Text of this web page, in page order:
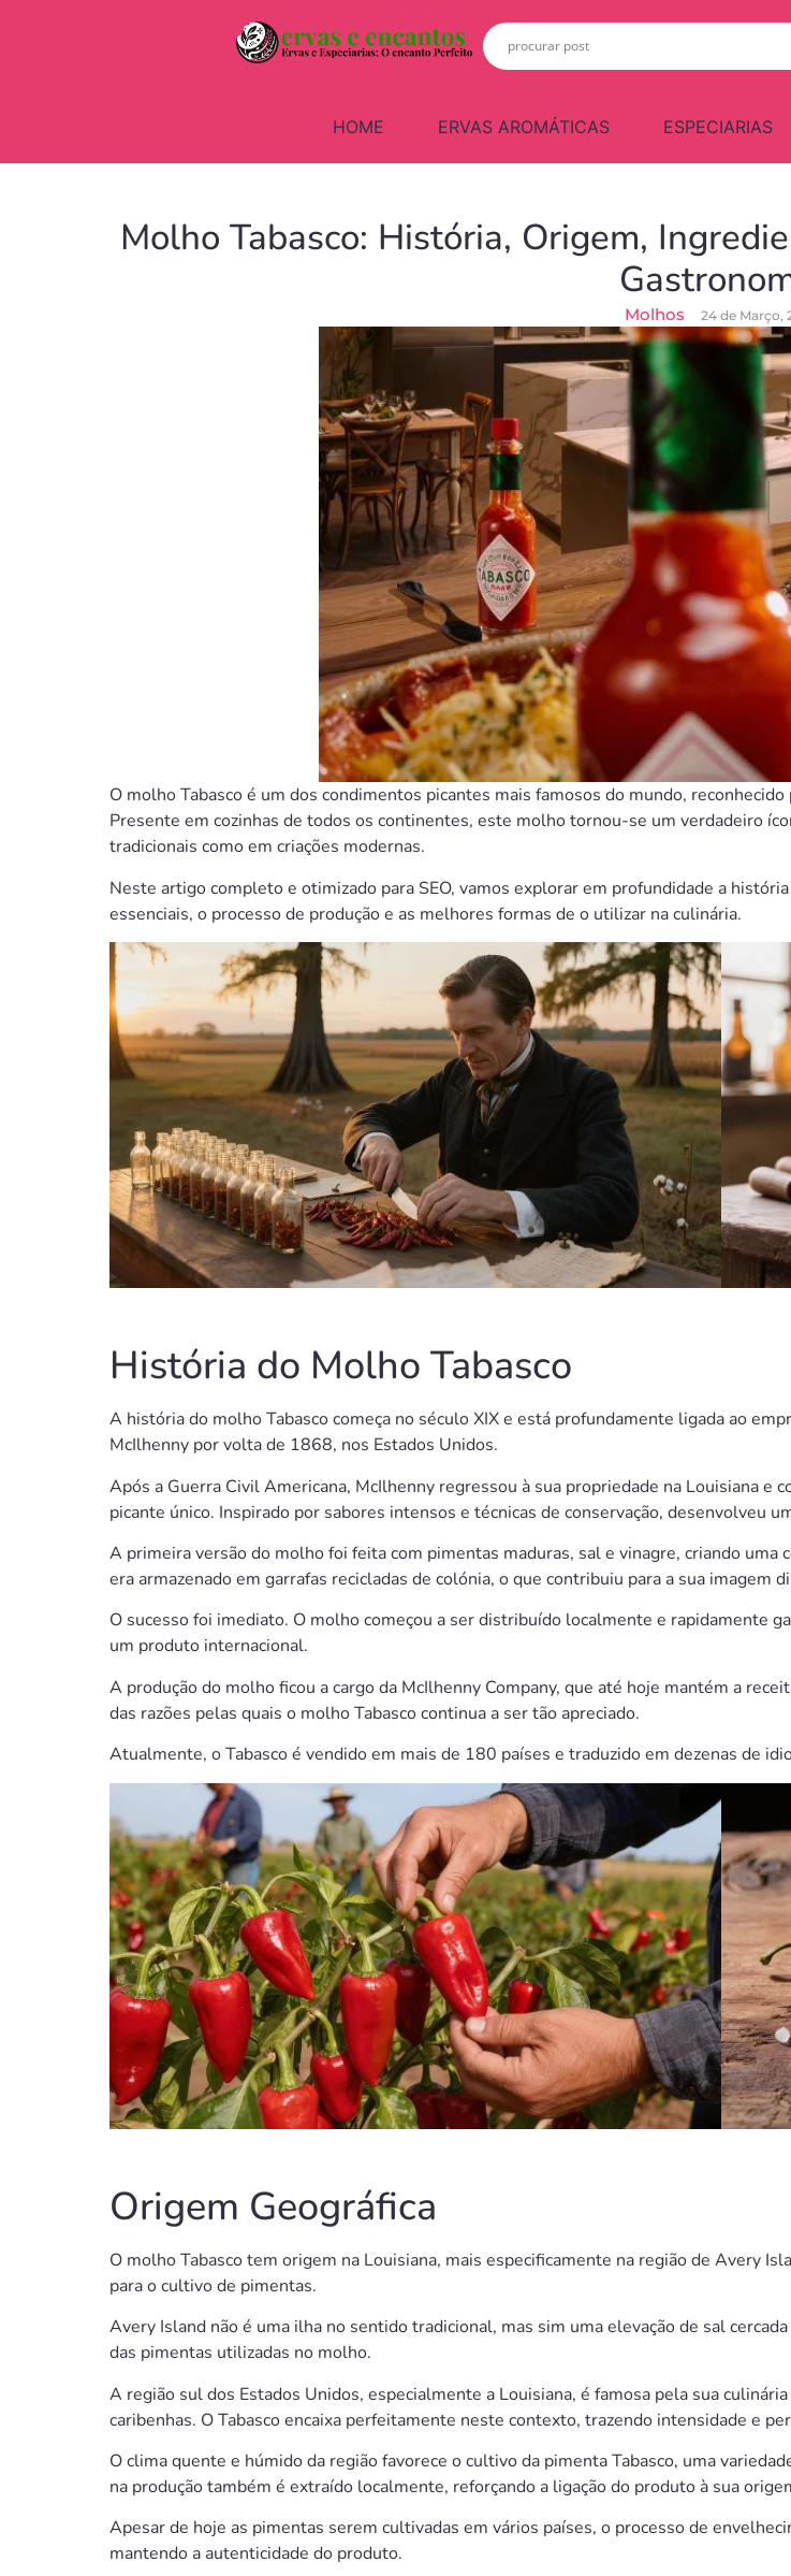
HOME ERVAS AROMÁTICAS ESPECIARIAS
Molho Tabasco: História, Origem,
Molhos 24 de Março,
O molho Tabasco é um dos condimentos picantes mais famosos do mundo,
Presente em cozinhas de todos os continentes, este molho tornou-se um verdadeiro
tradicionais como em criações modernas.
Neste artigo completo e otimizado para SEO, vamos explorar em profundidade a
essenciais, o processo de produção e as melhores formas de o utilizar na culinária.
História do Molho Tabasco
A história do molho Tabasco começa no século XIX e está profundamente ligada ao
McIlhenny por volta de 1868, nos Estados Unidos.
Após a Guerra Civil Americana, McIlhenny regressou à sua propriedade na Louisiana e
picante único. Inspirado por sabores intensos e técnicas de conservação, desenvolveu
A primeira versão do molho foi feita com pimentas maduras, sal e vinagre, criando
era armazenado em garrafas recicladas de colónia, o que contribuiu para a sua imagem
O sucesso foi imediato. O molho começou a ser distribuído localmente e rapidamente
um produto internacional.
A produção do molho ficou a cargo da McIlhenny Company, que até hoje mantém a
das razões pelas quais o molho Tabasco continua a ser tão apreciado.
Atualmente, o Tabasco é vendido em mais de 180 países e traduzido em dezenas de
Origem Geográfica
O molho Tabasco tem origem na Louisiana, mais especificamente na região de Avery
para o cultivo de pimentas.
Avery Island não é uma ilha no sentido tradicional, mas sim uma elevação de sal
das pimentas utilizadas no molho.
A região sul dos Estados Unidos, especialmente a Louisiana, é famosa pela sua
caribenhas. O Tabasco encaixa perfeitamente neste contexto, trazendo intensidade e
O clima quente e húmido da região favorece o cultivo da pimenta Tabasco, uma
na produção também é extraído localmente, reforçando a ligação do produto à sua
Apesar de hoje as pimentas serem cultivadas em vários países, o processo de
mantendo a autenticidade do produto.